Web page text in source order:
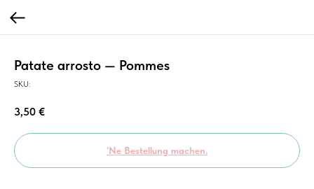
Patate arrosto — Pommes
SKU:
3,50 €
’Ne Bestellung machen.